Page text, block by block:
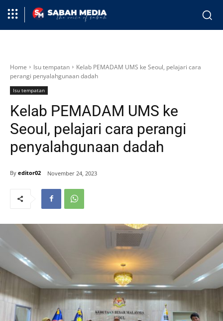
Home Isu tempatan
Kelab PEMADAM UMS ke Seoul, pelajari cara
perangi penyalahgunaan dadah
Isu tempatan
Kelab PEMADAM UMS ke
Seoul, pelajari cara perangi
penyalahgunaan dadah
By editor02 November 24, 2023